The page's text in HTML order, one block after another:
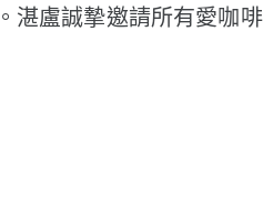
湛盧誠摯邀請所有愛咖